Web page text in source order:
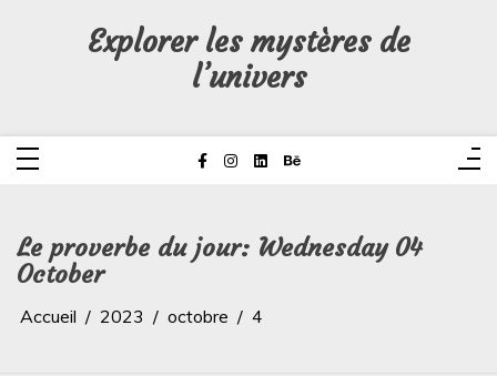
Explorer les mystères de
l’univers
Le proverbe du jour: Wednesday 04
October
Accueil 2023 octobre 4